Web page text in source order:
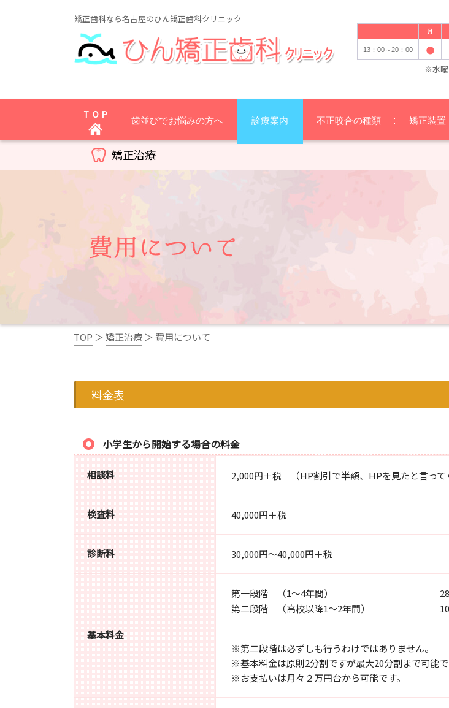
矯正歯科なら名古屋のひん矯正歯科クリニック
月
13：00～20：00
※水曜
ＴＯＰ
歯並びでお悩みの方へ 診療案内 不正咬合の種類 矯正装置
矯正治療
TOP ＞ 矯正治療 ＞ 費用について
料金表
小学生から開始する場合の料金
相談料 2,000円＋税 （HP割引で半額、HPを見たと言って
検査料 40,000円＋税
診断料 30,000円～40,000円＋税
基本料金
第一段階 （1～4年間）
第二段階 （高校以降1～2年間）
※第二段階は必ずしも行うわけではありません。
※基本料金は原則2分割ですが最大20分割まで可能で
※お支払いは月々２万円台から可能です。